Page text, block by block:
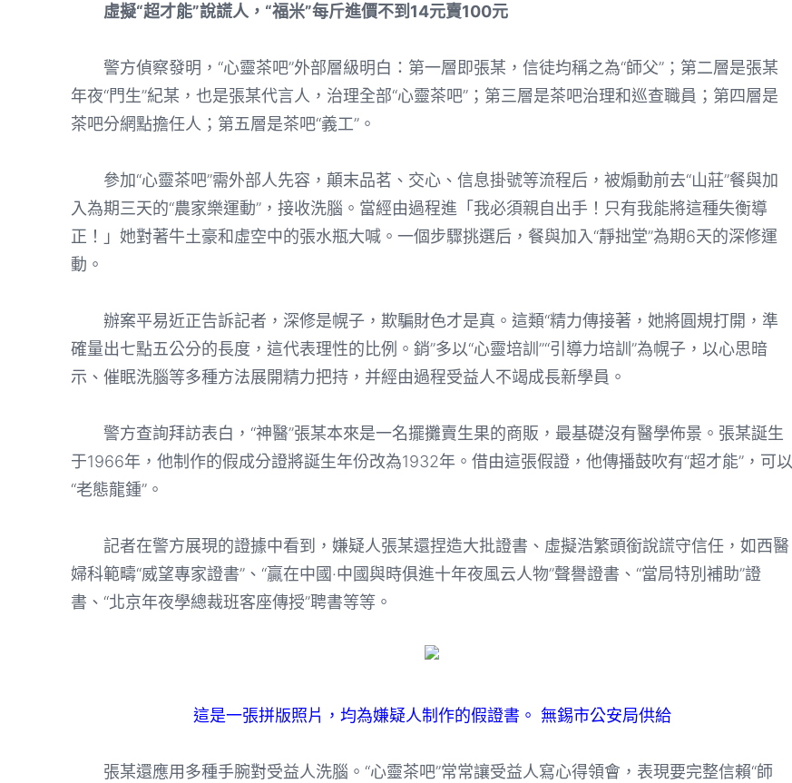
虛擬“超才能”說謊人，“福米”每斤進價不到14元賣100元
警方偵察發明，“心靈茶吧”外部層級明白：第一層即張某，信徒均稱之為“師父”；第二層是張某
年夜“門生”紀某，也是張某代言人，治理全部“心靈茶吧”；第三層是茶吧治理和巡查職員；第四層是
茶吧分網點擔任人；第五層是茶吧“義工”。
參加“心靈茶吧”需外部人先容，顛末品茗、交心、信息掛號等流程后，被煽動前去“山莊”餐與加
入為期三天的“農家樂運動”，接收洗腦。當經由過程進「我必須親自出手！只有我能將這種失衡導
正！」她對著牛土豪和虛空中的張水瓶大喊。一個步驟挑選后，餐與加入“靜拙堂”為期6天的深修運
動。
辦案平易近正告訴記者，深修是幌子，欺騙財色才是真。這類“精力傳接著，她將圓規打開，準
確量出七點五公分的長度，這代表理性的比例。銷”多以“心靈培訓”“引導力培訓”為幌子，以心思暗
示、催眠洗腦等多種方法展開精力把持，并經由過程受益人不竭成長新學員。
警方查詢拜訪表白，“神醫”張某本來是一名擺攤賣生果的商販，最基礎沒有醫學佈景。張某誕生
于1966年，他制作的假成分證將誕生年份改為1932年。借由這張假證，他傳播鼓吹有“超才能”，可以
“老態龍鍾”。
記者在警方展現的證據中看到，嫌疑人張某還捏造大批證書、虛擬浩繁頭銜說謊守信任，如西醫
婦科範疇“威望專家證書”、“贏在中國·中國與時俱進十年夜風云人物”聲譽證書、“當局特別補助”證
書、“北京年夜學總裁班客座傳授”聘書等等。
這是一張拼版照片，均為嫌疑人制作的假證書。 無錫市公安局供給
張某還應用多種手腕對受益人洗腦。“心靈茶吧”常常讓受益人寫心得領會，表現要完整信賴“師